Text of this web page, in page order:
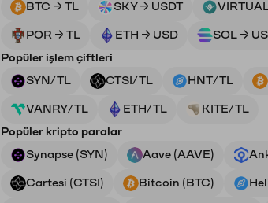
BTC → TL
SKY → USDT
POR → TL ETH → USD SOL →
Popüler işlem çiftleri
SYN/TL
CTSI/TL HNT/TL
VANRY/TL ETH/TL
KITE/TL
Popüler kripto paralar
Synapse (SYN)
Aave (AAVE)
Cartesi (CTSI) Bitcoin (BTC)